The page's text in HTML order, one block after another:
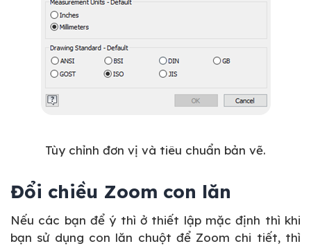
Tùy chỉnh đơn vị và tiêu chuẩn bản vẽ.
Đổi chiều Zoom con lăn
Nếu các bạn để ý thì ở thiết lập mặc định thì khi
bạn sử dụng con lăn chuột để Zoom chi tiết, thì